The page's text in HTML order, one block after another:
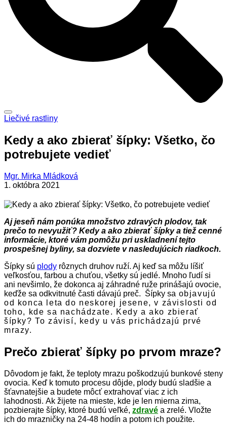
Liečivé rastliny
Kedy a ako zbierať šípky: Všetko, čo
potrebujete vedieť
Mgr. Mirka Mládková
1. októbra 2021
Aj jeseň nám ponúka množstvo zdravých plodov, tak
prečo to nevyužiť? Kedy a ako zbierať šípky a tiež cenné
informácie, ktoré vám pomôžu pri uskladnení tejto
prospešnej byliny, sa dozviete v nasledujúcich riadkoch.
Šípky sú plody rôznych druhov ruží. Aj keď sa môžu líšiť
veľkosťou, farbou a chuťou, všetky sú jedlé. Mnoho ľudí si
ani nevšimlo, že dokonca aj záhradné ruže prinášajú ovocie,
keďže sa odkvitnuté časti dávajú preč. Šípky sa objavujú
od konca leta do neskorej jesene, v závislosti od
toho, kde sa nachádzate. Kedy a ako zbierať
šípky? To závisí, kedy u vás prichádzajú prvé
mrazy.
Prečo zbierať šípky po prvom mraze?
Dôvodom je fakt, že teploty mrazu poškodzujú bunkové steny
ovocia. Keď k tomuto procesu dôjde, plody budú sladšie a
šťavnatejšie a budete môcť extrahovať viac z ich
lahodnosti. Ak žijete na mieste, kde je len mierna zima,
pozbierajte šípky, ktoré budú veľké, zdravé a zrelé. Vložte
ich do mrazničky na 24-48 hodín a potom ich použite.